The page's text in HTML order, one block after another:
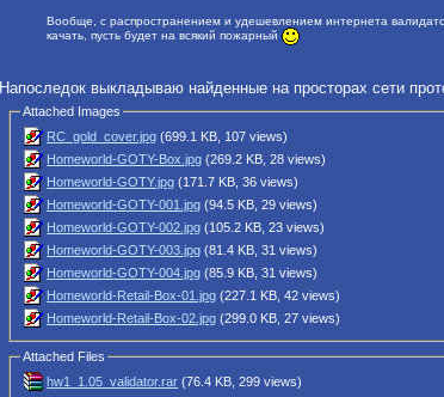
Вообще, с распространением и удешевлением интернета
качать, пусть будет на всякий пожарный
Напоследок выкладываю найденные на просторах сети
Attached Images
RC_gold_cover.jpg (699.1 KB, 107 views)
Homeworld-GOTY-Box.jpg (269.2 KB, 28 views)
Homeworld-GOTY.jpg (171.7 KB, 36 views)
Homeworld-GOTY-001.jpg (94.5 KB, 29 views)
Homeworld-GOTY-002.jpg (105.2 KB, 23 views)
Homeworld-GOTY-003.jpg (81.4 KB, 31 views)
Homeworld-GOTY-004.jpg (85.9 KB, 31 views)
Homeworld-Retail-Box-01.jpg (227.1 KB, 42 views)
Homeworld-Retail-Box-02.jpg (299.0 KB, 27 views)
Attached Files
hw1_1.05_validator.rar (76.4 KB, 299 views)